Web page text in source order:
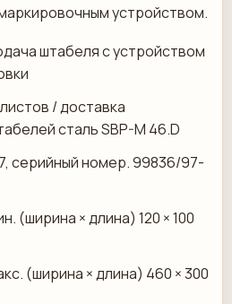
устройством.
штабеля с устройством
/ доставка
сталь SBP-M 46.D
серийный номер. 99836/97-
(ширина × длина) 120 × 100
(ширина × длина) 460 × 300